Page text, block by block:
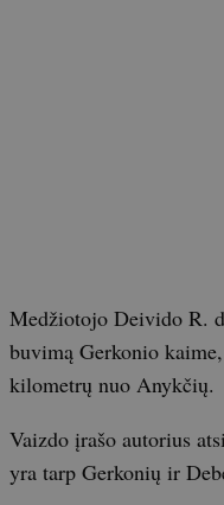
Medžiotojo Deivido R.
buvimą Gerkonio
kilometrų nuo Anykčių.
Vaizdo įrašo autorius
yra tarp Gerkonių ir